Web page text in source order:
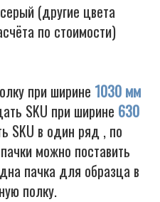
(другие цвета
по стоимости)
при ширине 1030 мм
SKU при ширине 630
SKU в один ряд , по
можно поставить
пачка для образца в
полку.